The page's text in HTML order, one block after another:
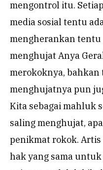
mengontrol itu.
media sosial tentu
mengherankan tentu
menghujat Anya
merokoknya, bahkan
menghujatnya pun
Kita sebagai mahluk
saling menghujat,
penikmat rokok.
hak yang sama